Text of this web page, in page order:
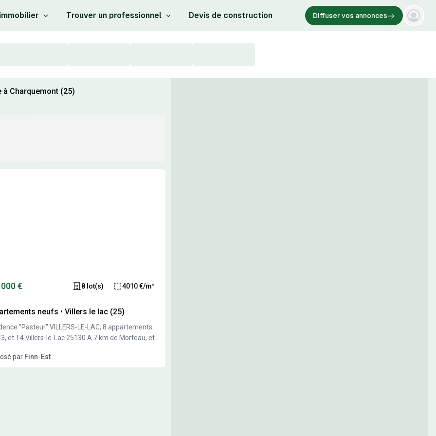
Trouver un professionnel Devis de construction Diffuser vos annonces
Charquemont (25)
€ 8 lot(s) 4010 €/m²
neufs • Villers le lac (25)
"Pasteur" VILLERS-LE-LAC, 8 appartements
T4 Villers-le-Lac 25130 A 7 km de Morteau, et
(supermarché, poste, banque, garage,
cave et terrasse privative. livrés clés en mains.
par Finn-Est